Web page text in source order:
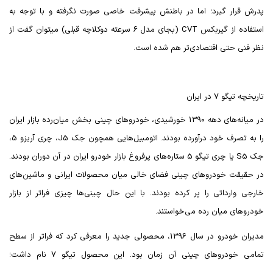
پدرش قرار گیرد؛ اما در باطنش پیشرفت خاصی صورت نگرفته و با توجه به
استفاده از گیربکس CVT
(بجای مدل 6 سرعته دوکلاچه قبلی) میتوان گفت از
نظر فنی حتی اقتصادی‌تر هم شده است.
تاریخچه تیگو 7 در ایران
در میانه‌های دهه 1390 خورشیدی، خودروهای چینی بخش میان‌رده بازار ایران
را به تصرف خود درآورده بودند. اتومبیل‌هایی همچون جک J5
، چری آریزو 5،
جک S5
یا چری تیگو 5 ستاره‌های پرفروغ بازار خودرو ایران در آن دوران بودند.
در حقیقت خودروهای چینی فضای خالی میان محصولات ایرانی و ماشین‌های
خارجی وارداتی را پر کرده بودند. با این حال چینی‌ها چیزی فراتر از بازار
خودروهای میان رده می‌خواستند.
مدیران خودرو در سال 1396، محصولی جدید را معرفی کرد که فراتر از سطح
تمامی خودروهای چینی آن زمان بود. این محصول تیگو 7 نام داشت؛